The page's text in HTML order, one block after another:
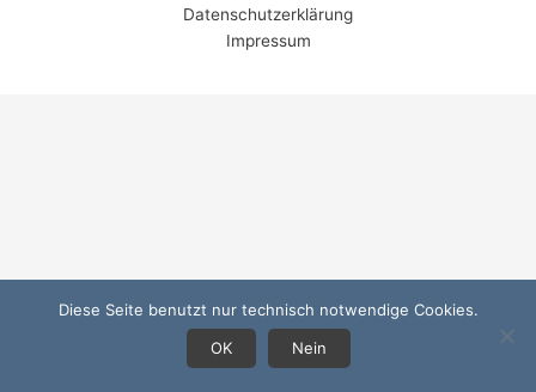
Datenschutzerklärung
Impressum
Diese Seite benutzt nur technisch notwendige Cookies.
OK
Nein